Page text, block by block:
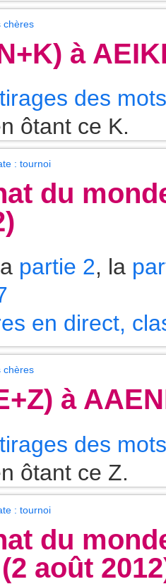
chères
à
tirages des
ôtant ce K.
: tournoi
du
partie 2, la
en direct,
chères
à
tirages des
ôtant ce Z.
: tournoi
du
août